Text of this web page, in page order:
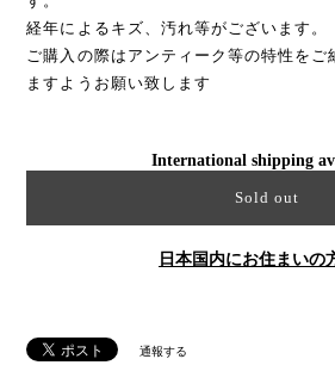
経年によるキズ、汚れ等がございます。
ご購入の際はアンティーク等の特性をご
ますようお願い致します
International shipping
Sold out
日本国内にお住まいの
通報する